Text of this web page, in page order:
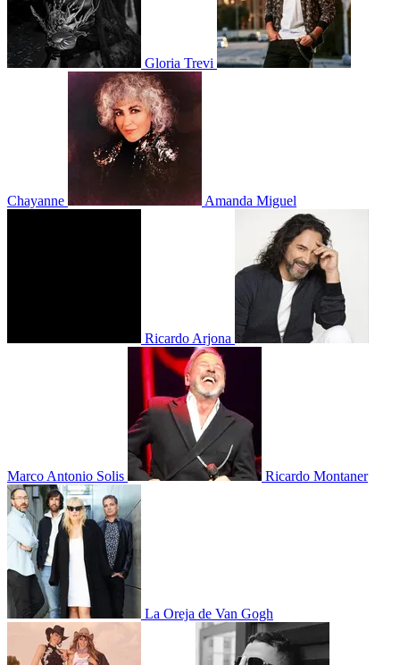
Gloria Trevi
Chayanne Amanda Miguel
Ricardo Arjona
Marco Antonio Solis Ricardo Montaner
La Oreja de Van Gogh